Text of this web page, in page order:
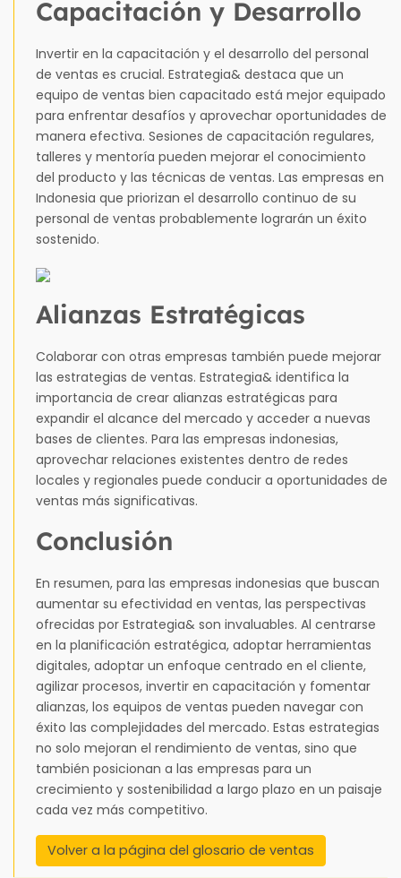
Capacitación y Desarrollo
Invertir en la capacitación y el desarrollo del personal
de ventas es crucial. Estrategia& destaca que un
equipo de ventas bien capacitado está mejor equipado
para enfrentar desafíos y aprovechar oportunidades de
manera efectiva. Sesiones de capacitación regulares,
talleres y mentoría pueden mejorar el conocimiento
del producto y las técnicas de ventas. Las empresas en
Indonesia que priorizan el desarrollo continuo de su
personal de ventas probablemente lograrán un éxito
sostenido.
Alianzas Estratégicas
Colaborar con otras empresas también puede mejorar
las estrategias de ventas. Estrategia& identifica la
importancia de crear alianzas estratégicas para
expandir el alcance del mercado y acceder a nuevas
bases de clientes. Para las empresas indonesias,
aprovechar relaciones existentes dentro de redes
locales y regionales puede conducir a oportunidades de
ventas más significativas.
Conclusión
En resumen, para las empresas indonesias que buscan
aumentar su efectividad en ventas, las perspectivas
ofrecidas por Estrategia& son invaluables. Al centrarse
en la planificación estratégica, adoptar herramientas
digitales, adoptar un enfoque centrado en el cliente,
agilizar procesos, invertir en capacitación y fomentar
alianzas, los equipos de ventas pueden navegar con
éxito las complejidades del mercado. Estas estrategias
no solo mejoran el rendimiento de ventas, sino que
también posicionan a las empresas para un
crecimiento y sostenibilidad a largo plazo en un paisaje
cada vez más competitivo.
Volver a la página del glosario de ventas